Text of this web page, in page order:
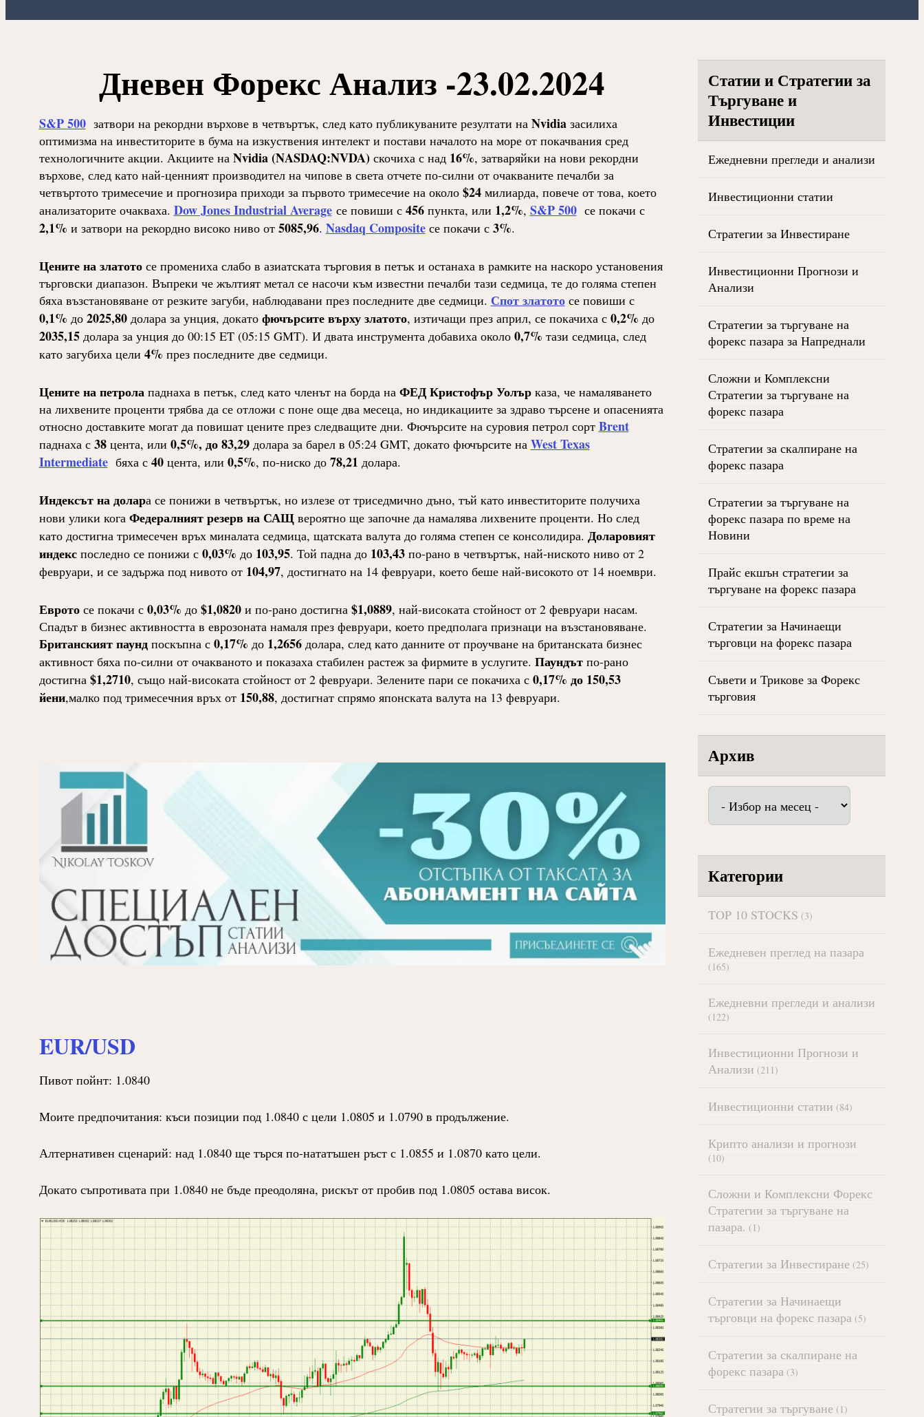
Дневен Форекс Анализ -23.02.2024
S&P 500затвори на рекордни върхове в четвъртък, след като публикуваните резултати наNvidiaзасилиха
оптимизма на инвеститорите в бума на изкуствения интелект и постави началото на море от покачвания сред
технологичните акции. Акциите на Nvidia (NASDAQ:NVDA)скочиха с над 16%, затваряйки на нови рекордни
върхове, след като най-ценният производител на чипове в света отчете по-силни от очакваните печалби за
четвъртото тримесечие и прогнозира приходи за първото тримесечие на около $24милиарда, повече от това, което
анализаторите очакваха. Dow Jones Industrial Averageсе повиши с 456пункта, или 1,2%, S&P 500се покачи с
2,1% и затвори на рекордно високо ниво от 5085,96. Nasdaq Compositeсе покачи с 3%.
Цените на златотосе промениха слабо в азиатската търговия в петък и останаха в рамките на наскоро установения
търговски диапазон. Въпреки че жълтият метал се насочи към известни печалби тази седмица, те до голяма степен
бяха възстановяване от резките загуби, наблюдавани през последните две седмици. Спот златотосе повиши с
0,1% до 2025,80долара за унция, докато фючърсите върху златото, изтичащи през април, се покачиха с 0,2% до
2035,15долара за унция до 00:15 ET (05:15 GMT). И двата инструмента добавиха около 0,7% тази седмица, след
като загубиха цели 4% през последните две седмици.
Цените на петролападнаха в петък, след като членът на бордана ФЕД Кристофър Уолър каза, че намаляването
на лихвените проценти трябва да се отложи с поне още два месеца, но индикациите за здраво търсене и опасенията
относно доставките могат да повишат цените през следващите дни. Фючърсите на суровия петрол сорт Brent
паднаха с 38цента, или 0,5%, до 83,29долара за барел в 05:24 GMT, докато фючърсите на West Texas
Intermediateбяха с 40цента, или 0,5%, по-ниско до 78,21 долара.
Индексът на долара се понижи в четвъртък, но излезе от триседмично дъно, тъй като инвеститорите получиха
нови улики кога Федералният резерв на САЩвероятно ще започне да намалява лихвените проценти. Но след
като достигна тримесечен връх миналата седмица, щатската валута до голяма степен се консолидира. Доларовият
индекспоследно се понижи с 0,03% до 103,95. Той падна до 103,43по-рано в четвъртък, най-ниското ниво от 2
февруари, и се задържа под нивото от 104,97, достигнато на 14 февруари, което беше най-високото от 14 ноември.
Евротосе покачи с 0,03% до $1,0820и по-рано достигна$1,0889, най-високата стойност от 2 февруари насам.
Спадът в бизнес активността в еврозоната намаля през февруари, което предполага признаци на възстановяване.
Британският паундпоскъпна с 0,17% до 1,2656долара, след като данните от проучване на британската бизнес
активност бяха по-силни от очакваното и показаха стабилен растеж за фирмите в услугите. Паундътпо-рано
достигна $1,2710, също най-високата стойност от 2 февруари. Зелените пари се покачиха с 0,17% до 150,53
йени,малко под тримесечния връх от 150,88, достигнат спрямо японската валута на 13 февруари.
EUR/USD
Пивот пойнт: 1.0840
Моите предпочитания: къси позиции под 1.0840 с цели 1.0805 и 1.0790 в продължение.
Алтернативен сценарий: над 1.0840 ще търся по-нататъшен ръст с 1.0855 и 1.0870 като цели.
Докато съпротивата при 1.0840 не бъде преодоляна, рискът от пробив под 1.0805 остава висок.
Статии и Стратегии за
Търгуване и
Инвестиции
Ежедневни прегледи и анализи
Инвестиционни статии
Стратегии за Инвестиране
Инвестиционни Прогнози и
Анализи
Стратегии за търгуване на
форекс пазара за Напреднали
Сложни и Комплексни
Стратегии за търгуване на
форекс пазара
Стратегии за скалпиране на
форекс пазара
Стратегии за търгуване на
форекс пазара по време на
Новини
Прайс екшън стратегии за
търгуване на форекс пазара
Стратегии за Начинаещи
търговци на форекс пазара
Съвети и Трикове за Форекс
търговия
Архив
Архив
Категории
TOP 10 STOCKS (3)
Ежедневен преглед на пазара
(165)
Ежедневни прегледи и анализи
(122)
Инвестиционни Прогнози и
Анализи (211)
Инвестиционни статии (84)
Крипто анализи и прогнози
(10)
Сложни и Комплексни Форекс
Стратегии за търгуване на
пазара. (1)
Стратегии за Инвестиране (25)
Стратегии за Начинаещи
търговци на форекс пазара(5)
Стратегии за скалпиране на
форекс пазара(3)
Стратегии за търгуване (1)